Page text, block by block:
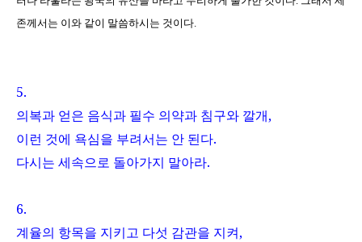
존께서는 이와 같이 말씀하시는 것이다.
5.
의복과 얻은 음식과 필수 의약과 침구와 깔개,
이런 것에 욕심을 부려서는 안 된다.
다시는 세속으로 돌아가지 말아라.
6.
계율의 항목을 지키고 다섯 감관을 지켜,